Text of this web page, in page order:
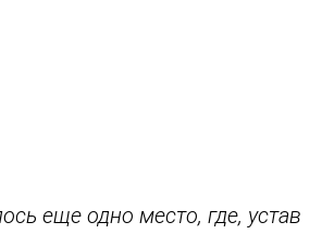
еще одно место, где, устав